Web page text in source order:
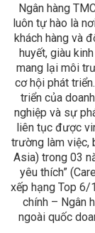
Ngân hàng
luôn tự hào là
khách hàng và
huyết, giàu
mang lại môi
cơ hội phát
triển của
nghiệp và sự
liên tục được
trường làm việc,
Asia) trong 03
yêu thích”
xếp hạng Top 6/
chính – Ngân
ngoài quốc